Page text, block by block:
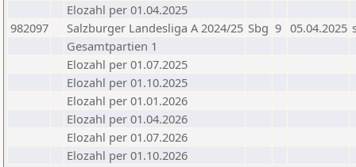
Elozahl per 01.04.2025
982097
Salzburger Landesliga A 2024/25 Sbg 9 05.04.2025
Gesamtpartien 1
Elozahl per 01.07.2025
Elozahl per 01.10.2025
Elozahl per 01.01.2026
Elozahl per 01.04.2026
Elozahl per 01.07.2026
Elozahl per 01.10.2026